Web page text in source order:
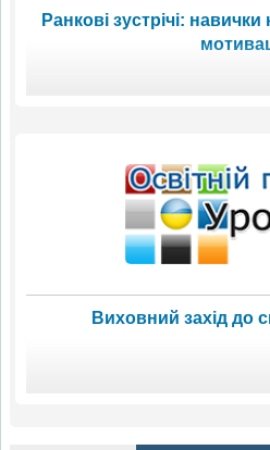
Ранкові зустрічі:
Виховний захід до